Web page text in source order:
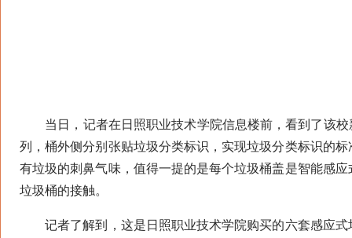
当日，记者在日照职业技术学院信息楼前，看到了该校
列，桶外侧分别张贴垃圾分类标识，实现垃圾分类标识的
有垃圾的刺鼻气味，值得一提的是每个垃圾桶盖是智能感
垃圾桶的接触。
记者了解到，这是日照职业技术学院购买的六套感应式